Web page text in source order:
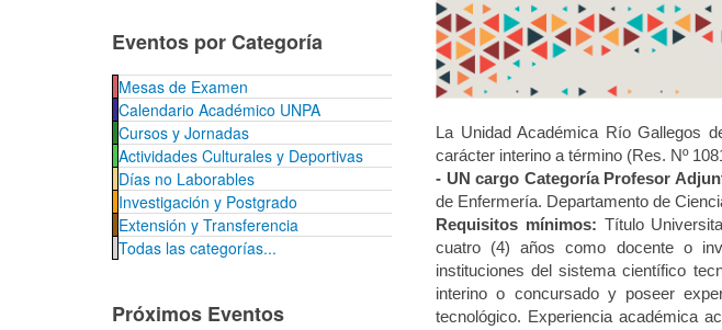
La Unidad Académica Río Gallegos
carácter interino a término (Res. Nº
- UN cargo Categoría Profesor
de Enfermería. Departamento de
Requisitos mínimos: Título
cuatro (4) años como docente o
instituciones del sistema científico
interino o concursado y poseer
tecnológico. Experiencia académica
Eventos por Categoría
Mesas de Examen
Calendario Académico UNPA
Cursos y Jornadas
Actividades Culturales y Deportivas
Días no Laborables
Investigación y Postgrado
Extensión y Transferencia
Todas las categorías...
Próximos Eventos